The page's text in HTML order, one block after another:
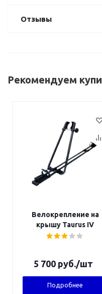
Отзывы
Рекомендуем
Велокрепление на
крышу Taurus IV
5 700 руб./шт
Подробнее